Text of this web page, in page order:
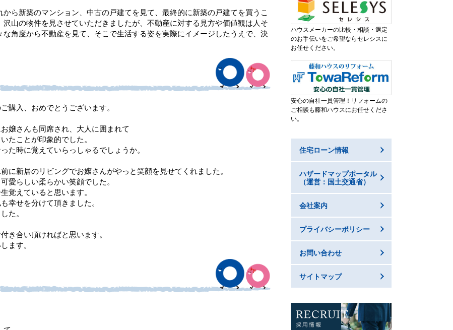
ら新築のマンション、中古の戸建てを見て、最終的に新築の戸建てを買うこ
山の物件を見させていただきましたが、不動産に対する見方や価値観は人そ
角度から不動産を見て、そこで生活する姿を実際にイメージしたうえで、決
購入、おめでとうございます。
嬢さんも同席され、大人に囲まれて
たことが印象的でした。
た時に覚えていらっしゃるでしょうか。
に新居のリビングでお嬢さんがやっと笑顔を見せてくれました。
愛らしい柔らかい笑顔でした。
覚えていると思います。
幸せを分けて頂きました。
た。
き合い頂ければと思います。
ます。
ハウスメーカーの比較・相談・選定
のお手伝いをご希望ならセレシスに
お任せください。
安心の自社一貫管理！リフォームの
ご相談も藤和ハウスにお任せくださ
い。
住宅ローン情報
ハザードマップポータル
（運営：国土交通省）
会社案内
プライバシーポリシー
お問い合わせ
サイトマップ